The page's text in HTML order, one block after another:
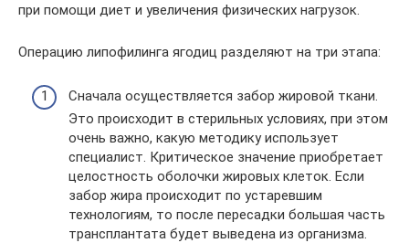
при помощи диет и увеличения физических нагрузок.
Операцию липофилинга ягодиц разделяют на три этапа:
Сначала осуществляется забор жировой ткани.
Это происходит в стерильных условиях, при этом
очень важно, какую методику использует
специалист. Критическое значение приобретает
целостность оболочки жировых клеток. Если
забор жира происходит по устаревшим
технологиям, то после пересадки большая часть
трансплантата будет выведена из организма.